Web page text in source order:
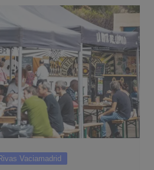
Vaciamadrid